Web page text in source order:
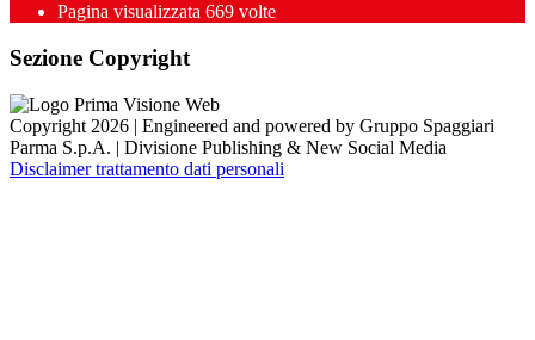
Pagina visualizzata 669 volte
Sezione Copyright
Copyright 2026 | Engineered and powered by Gruppo Spaggiari
Parma S.p.A. | Divisione Publishing & New Social Media
Disclaimer trattamento dati personali